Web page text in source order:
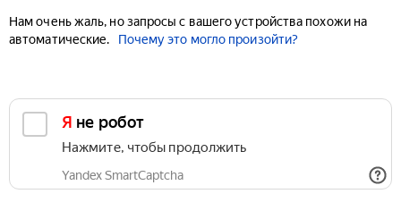
Нам очень жаль, но запросы с вашего устройства похожи на
автоматические.
Почему это могло произойти?
Я не робот
Нажмите, чтобы продолжить
Yandex SmartCaptcha